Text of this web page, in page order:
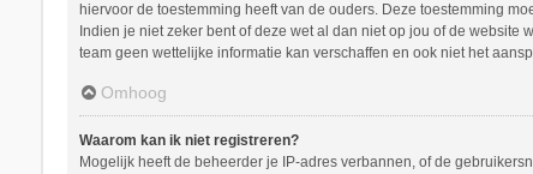
hiervoor de toestemming heeft van de ouders. Deze toestemming
Indien je niet zeker bent of deze wet al dan niet op jou of de
team geen wettelijke informatie kan verschaffen en ook niet het
Omhoog
Waarom kan ik niet registreren?
Mogelijk heeft de beheerder je IP-adres verbannen, of de